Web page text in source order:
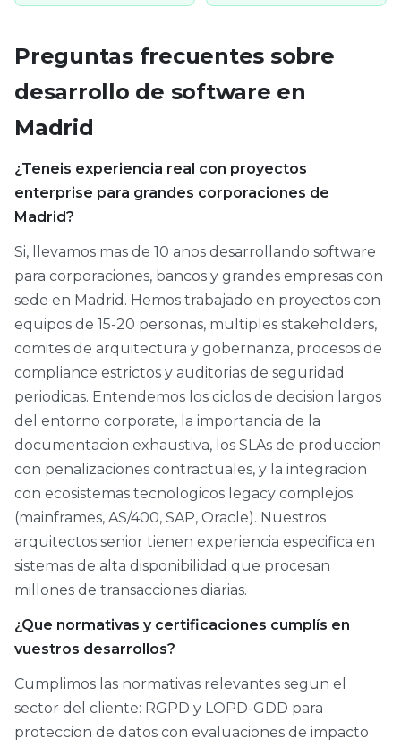
Preguntas frecuentes sobre
desarrollo de software en
Madrid
¿Teneis experiencia real con proyectos
enterprise para grandes corporaciones de
Madrid?
Si, llevamos mas de 10 anos desarrollando software
para corporaciones, bancos y grandes empresas con
sede en Madrid. Hemos trabajado en proyectos con
equipos de 15-20 personas, multiples stakeholders,
comites de arquitectura y gobernanza, procesos de
compliance estrictos y auditorias de seguridad
periodicas. Entendemos los ciclos de decision largos
del entorno corporate, la importancia de la
documentacion exhaustiva, los SLAs de produccion
con penalizaciones contractuales, y la integracion
con ecosistemas tecnologicos legacy complejos
(mainframes, AS/400, SAP, Oracle). Nuestros
arquitectos senior tienen experiencia especifica en
sistemas de alta disponibilidad que procesan
millones de transacciones diarias.
¿Que normativas y certificaciones cumplís en
vuestros desarrollos?
Cumplimos las normativas relevantes segun el
sector del cliente: RGPD y LOPD-GDD para
proteccion de datos con evaluaciones de impacto